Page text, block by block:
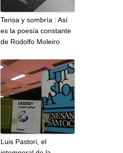
Tensa y sombría : Así
es la poesía constante
de Rodolfo Moleiro
Luis Pastori, el